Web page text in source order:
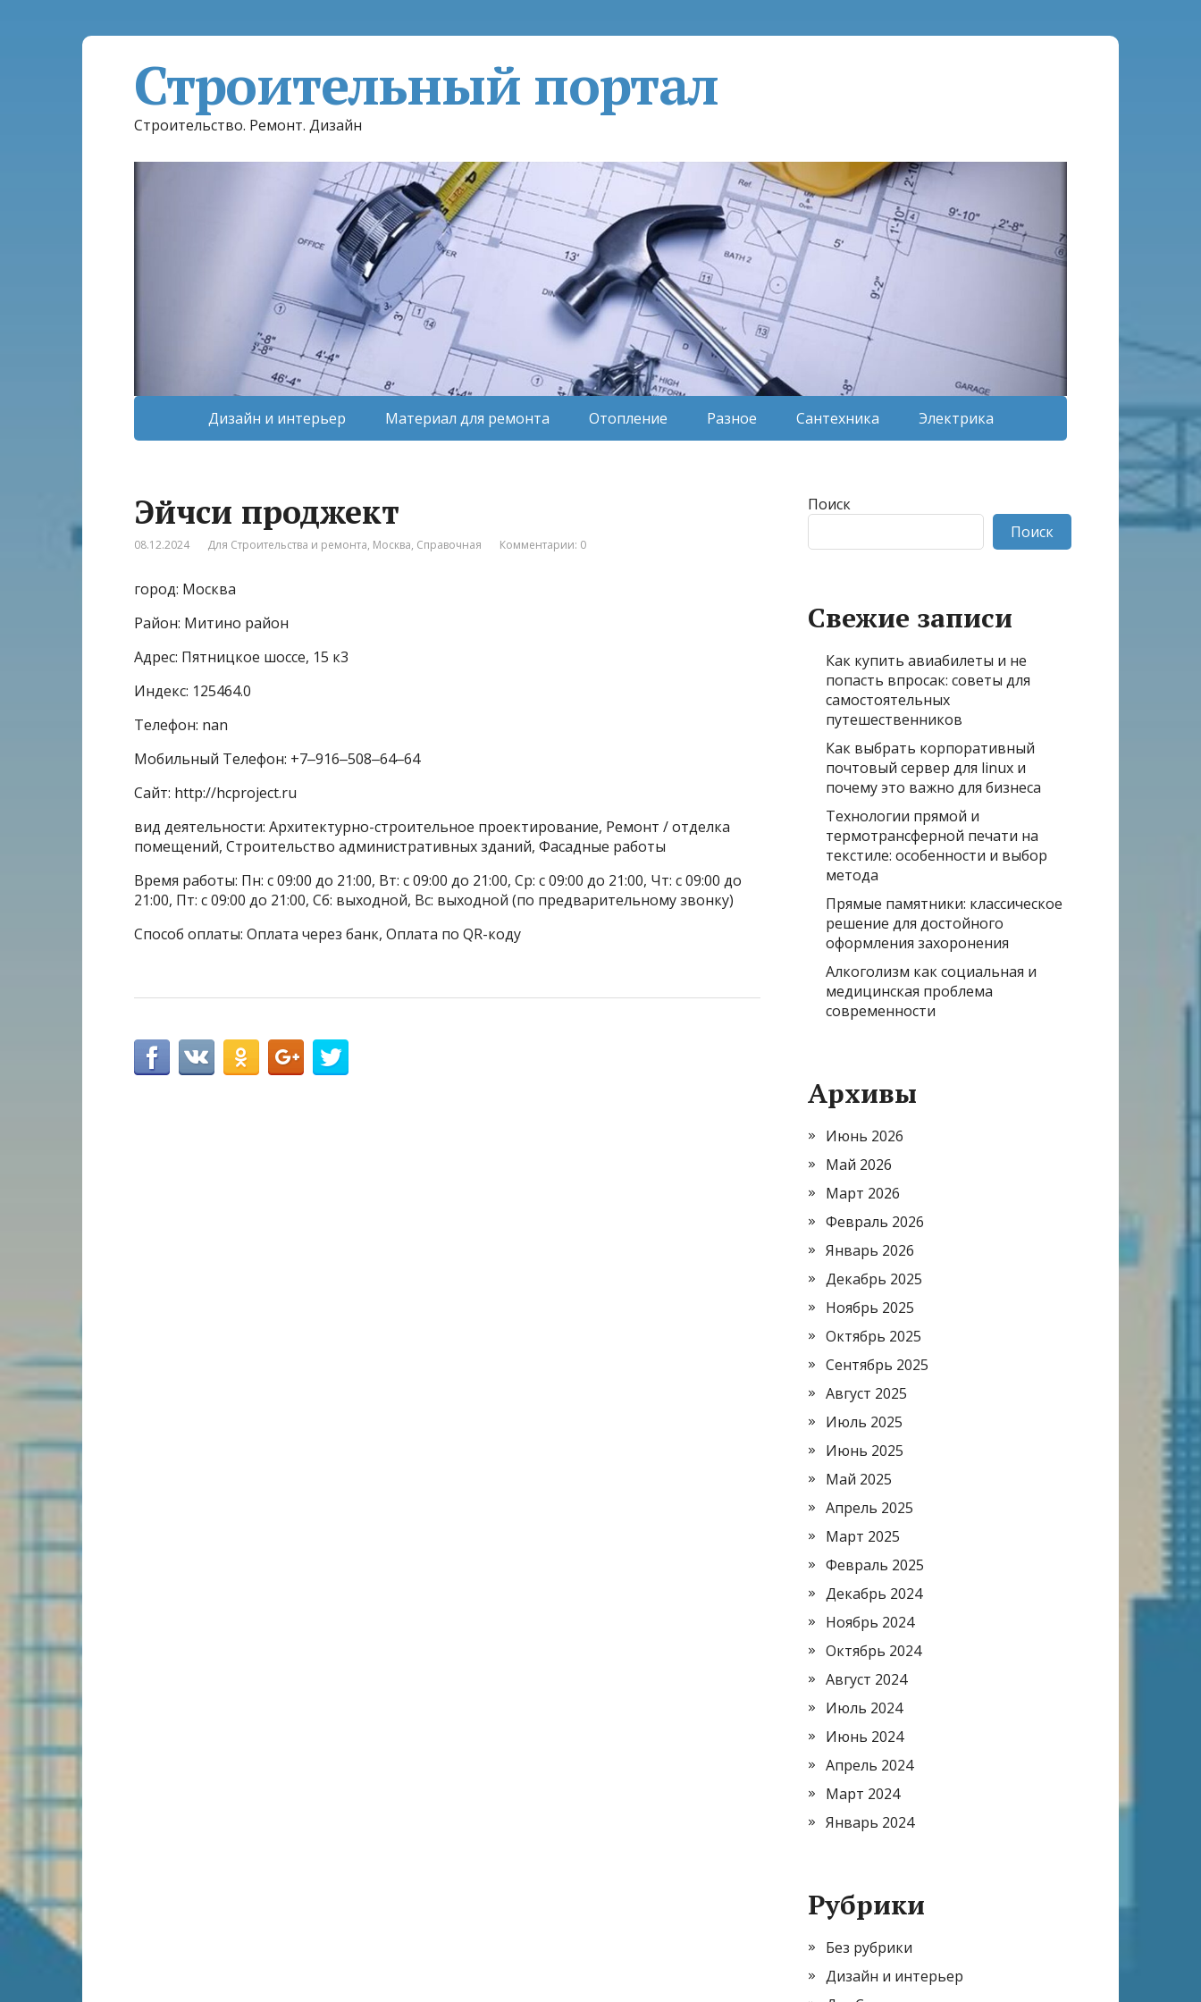
Строительный портал
Строительство. Ремонт. Дизайн
Дизайн и интерьер Материал для ремонта Отопление Разное Сантехника Электрика
Эйчси проджект
08.12.2024 Для Строительства и ремонта, Москва, Справочная Комментарии: 0
город: Москва
Район: Митино район
Адрес: Пятницкое шоссе, 15 к3
Индекс: 125464.0
Телефон: nan
Мобильный Телефон: +7‒916‒508‒64‒64
Сайт: http://hcproject.ru
вид деятельности: Архитектурно-строительное проектирование, Ремонт / отделка
помещений, Строительство административных зданий, Фасадные работы
Время работы: Пн: с 09:00 до 21:00, Вт: с 09:00 до 21:00, Ср: с 09:00 до 21:00, Чт: с 09:00 до
21:00, Пт: с 09:00 до 21:00, Сб: выходной, Вс: выходной (по предварительному звонку)
Способ оплаты: Оплата через банк, Оплата по QR-коду
Поиск
Поиск
Свежие записи
Как купить авиабилеты и не
попасть впросак: советы для
самостоятельных
путешественников
Как выбрать корпоративный
почтовый сервер для linux и
почему это важно для бизнеса
Технологии прямой и
термотрансферной печати на
текстиле: особенности и выбор
метода
Прямые памятники: классическое
решение для достойного
оформления захоронения
Алкоголизм как социальная и
медицинская проблема
современности
Архивы
Июнь 2026
Май 2026
Март 2026
Февраль 2026
Январь 2026
Декабрь 2025
Ноябрь 2025
Октябрь 2025
Сентябрь 2025
Август 2025
Июль 2025
Июнь 2025
Май 2025
Апрель 2025
Март 2025
Февраль 2025
Декабрь 2024
Ноябрь 2024
Октябрь 2024
Август 2024
Июль 2024
Июнь 2024
Апрель 2024
Март 2024
Январь 2024
Рубрики
Без рубрики
Дизайн и интерьер